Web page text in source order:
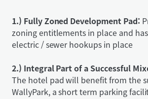
hotel's proximity to Hartsfield
Airport, the busiest airport in the
flight volume, positions it to benefit
continuous growth in air travel and
hotels near major transportation
steady stream of potential
potential for robust financial returns,
1.) Fully Zoned Development Pad:
zoning entitlements in place and
electric / sewer hookups in place
2.) Integral Part of a Successful
The hotel pad will benefit from the
WallyPark, a short term parking